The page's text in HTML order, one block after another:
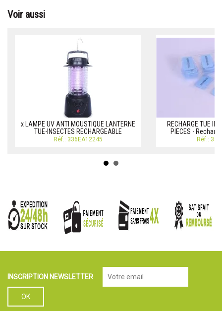
Voir aussi
x LAMPE UV ANTI MOUSTIQUE LANTERNE
TUE-INSECTES RECHARGEABLE
Réf.: 336EA12245
RECHARGE TUE
PIECES -
Réf.:
INSCRIPTION NEWSLETTER